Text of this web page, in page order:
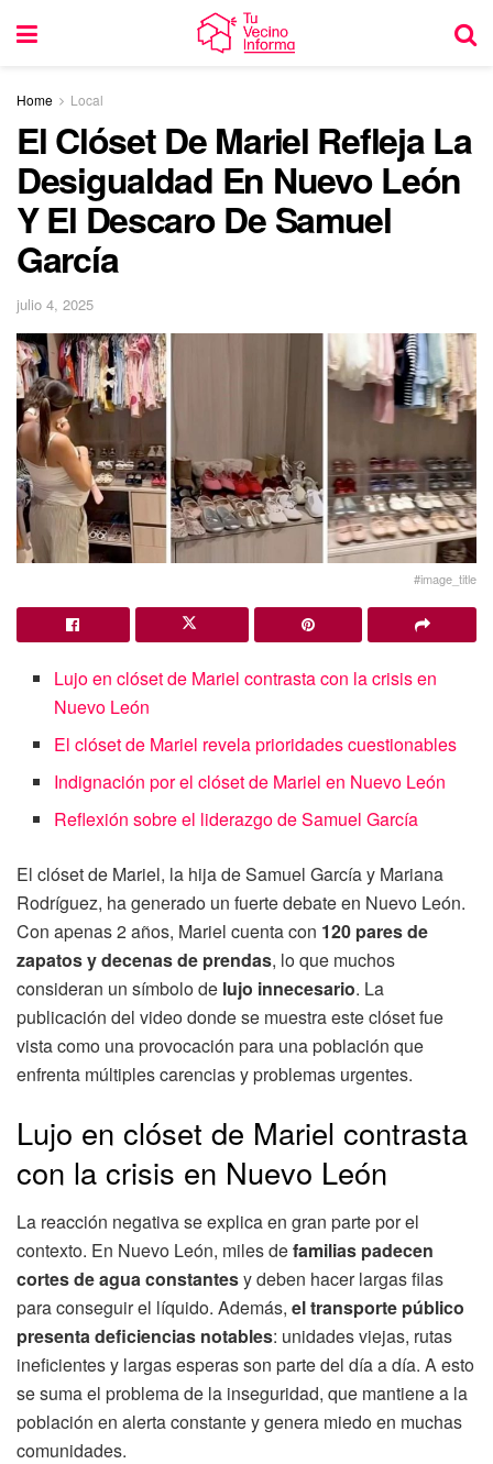
Home Local
El Clóset De Mariel Refleja La
Desigualdad En Nuevo León
Y El Descaro De Samuel
García
julio 4, 2025
#image_title
Lujo en clóset de Mariel contrasta con la crisis en
Nuevo León
El clóset de Mariel revela prioridades cuestionables
Indignación por el clóset de Mariel en Nuevo León
Reflexión sobre el liderazgo de Samuel García
El clóset de Mariel, la hija de Samuel García y Mariana
Rodríguez, ha generado un fuerte debate en Nuevo León.
Con apenas 2 años, Mariel cuenta con 120 pares de
zapatos y decenas de prendas, lo que muchos
consideran un símbolo de lujo innecesario. La
publicación del video donde se muestra este clóset fue
vista como una provocación para una población que
enfrenta múltiples carencias y problemas urgentes.
Lujo en clóset de Mariel contrasta
con la crisis en Nuevo León
La reacción negativa se explica en gran parte por el
contexto. En Nuevo León, miles defamilias padecen
cortes de agua constantesy deben hacer largas filas
para conseguir el líquido. Además, el transporte público
presenta deficiencias notables: unidades viejas, rutas
ineficientes y largas esperas son parte del día a día. A esto
se suma el problema de la inseguridad, que mantiene a la
población en alerta constante y genera miedo en muchas
comunidades.